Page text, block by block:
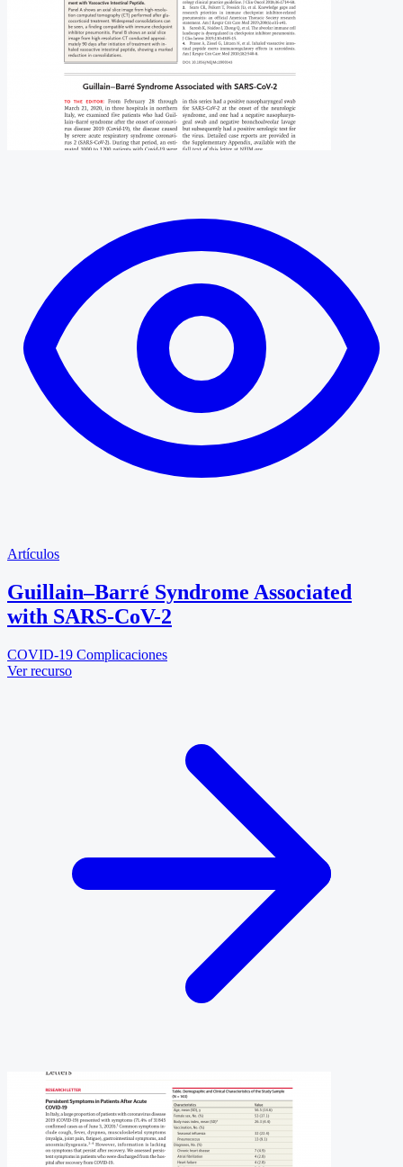
Artículos
Guillain–Barré Syndrome Associated
with SARS-CoV-2
COVID-19 Complicaciones
Ver recurso